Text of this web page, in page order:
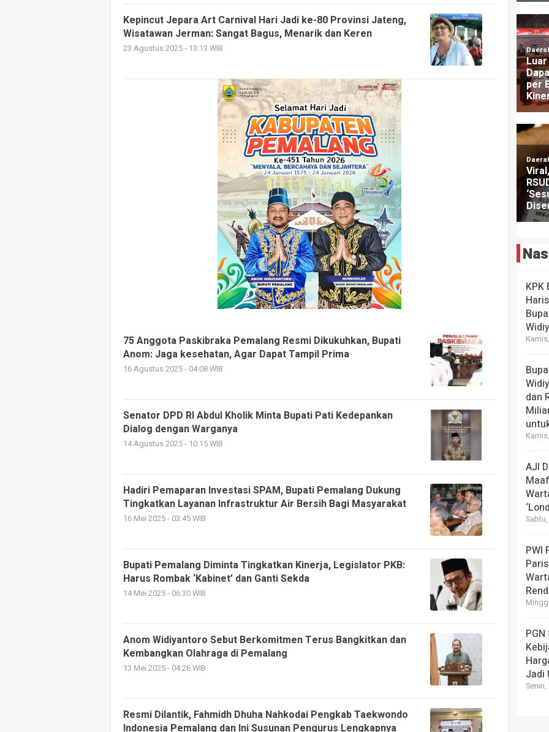
Kepincut Jepara Art Carnival Hari Jadi ke-80 Provinsi Jateng,
Wisatawan Jerman: Sangat Bagus, Menarik dan Keren
23 Agustus 2025 - 13:13 WIB
75 Anggota Paskibraka Pemalang Resmi Dikukuhkan, Bupati
Anom: Jaga kesehatan, Agar Dapat Tampil Prima
16 Agustus 2025 - 04:08 WIB
Senator DPD RI Abdul Kholik Minta Bupati Pati Kedepankan
Dialog dengan Warganya
14 Agustus 2025 - 10:15 WIB
Hadiri Pemaparan Investasi SPAM, Bupati Pemalang Dukung
Tingkatkan Layanan Infrastruktur Air Bersih Bagi Masyarakat
16 Mei 2025 - 03:45 WIB
Bupati Pemalang Diminta Tingkatkan Kinerja, Legislator PKB:
Harus Rombak ‘Kabinet’ dan Ganti Sekda
14 Mei 2025 - 06:30 WIB
Anom Widiyantoro Sebut Berkomitmen Terus Bangkitkan dan
Kembangkan Olahraga di Pemalang
13 Mei 2025 - 04:26 WIB
Resmi Dilantik, Fahmidh Dhuha Nahkodai Pengkab Taekwondo
Indonesia Pemalang dan Ini Susunan Pengurus Lengkapnya
KPK
dan
AJI
PWI
Jadi